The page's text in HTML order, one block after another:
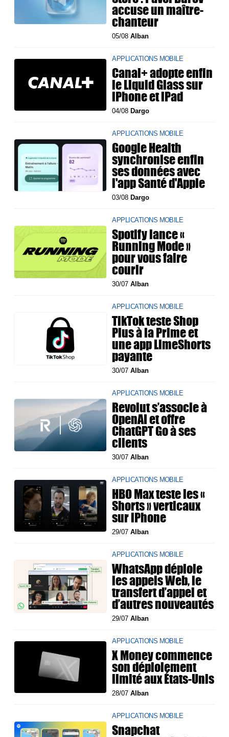
accuse un maître-
chanteur
05/08Alban
APPLICATIONS MOBILE
Canal+ adopte enfin
le Liquid Glass sur
iPhone et iPad
04/08 Dargo
APPLICATIONS MOBILE
Google Health
synchronise enfin
ses données avec
l'app Santé d'Apple
03/08 Dargo
APPLICATIONS MOBILE
Spotify lance «
Running Mode »
pour vous faire
courir
30/07Alban
APPLICATIONS MOBILE
TikTok teste Shop
Plus à la Prime et
une app LimeShorts
payante
30/07Alban
APPLICATIONS MOBILE
Revolut s’associe à
OpenAI et offre
ChatGPT Go à ses
clients
30/07Alban
APPLICATIONS MOBILE
HBO Max teste les «
Shorts » verticaux
sur iPhone
29/07Alban
APPLICATIONS MOBILE
WhatsApp déploie
les appels Web, le
transfert d’appel et
d’autres nouveautés
29/07Alban
APPLICATIONS MOBILE
X Money commence
son déploiement
limité aux États-Unis
28/07Alban
APPLICATIONS MOBILE
Snapchat